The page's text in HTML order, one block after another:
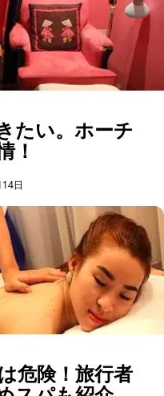
たい。ホーチ
！
日
危険！旅行者